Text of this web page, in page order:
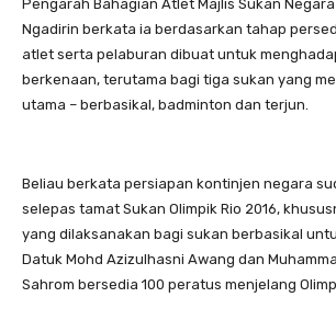
Pengarah Bahagian Atlet Majlis Sukan
Ngadirin berkata ia berdasarkan tahap
atlet serta pelaburan dibuat untuk
berkenaan, terutama bagi tiga sukan yang
utama – berbasikal, badminton dan terjun.
Beliau berkata persiapan kontinjen negara
selepas tamat Sukan Olimpik Rio 2016,
yang dilaksanakan bagi sukan berbasikal
Datuk Mohd Azizulhasni Awang dan
Sahrom bersedia 100 peratus menjelang